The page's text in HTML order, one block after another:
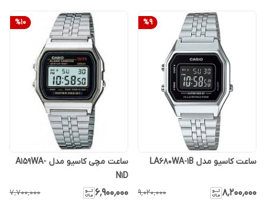
%9
ساعت کاسیو مدل LA680WA-1B
۸٬۲۰۰٬۰۰۰ ۹٬۰۲۰٬۰۰۰
%10
ساعت مچی کاسیو مدل A159WA-
N1D
۶٬۹۰۰٬۰۰۰ ۷٬۷۰۰٬۰۰۰